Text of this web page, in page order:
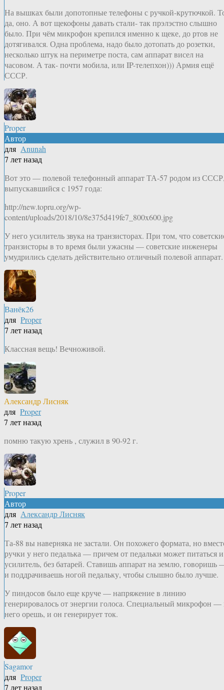
На вышках были допотопные телефоны с ручкой-крутючкой.
да, оно. А вот щекофоны давать стали- так прэлэстно слышно
было. При чём микрофон крепился именно к щеке, до ртов не
дотягивался. Одна проблема, надо было дотопать до розетки,
несколько штук на периметре поста, сам аппарат висел на
часовом. А так- почти мобила, или IP-телепхон))) Армия ещё
СССР.
Proper
Автор
для Anunah
7 лет назад
Вот это — полевой телефонный аппарат ТА-57 родом из
выпускавшийся с 1957 года:
http://new.topru.org/wp-
content/uploads/2018/10/8e375d419fe7_800x600.jpg
У него усилитель звука на транзисторах. При том, что
транзисторы в то время были ужасны — советские инженеры
умудрились сделать действительно отличный полевой аппарат.
Ванёк26
для Proper
7 лет назад
Классная вещь! Вечноживой.
Александр Лисняк
для Proper
7 лет назад
помню такую хрень , служил в 90-92 г.
Proper
Автор
для Александр Лисняк
7 лет назад
Та-88 вы наверняка не застали. Он похожего формата, но
ручки у него педалька — причем от педальки может питаться и
усилитель, без батарей. Ставишь аппарат на землю, говоришь
и поддрачиваешь ногой педальку, чтобы слышно было лучше.
У пиндосов было еще круче — напряжение в линию
генерировалось от энергии голоса. Специальный микрофон —
него орешь, и он генерирует ток.
Sagamor
для Proper
7 лет назад